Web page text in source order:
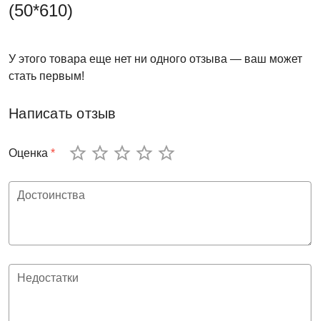
(50*610)
Написать отзыв
Оценка *
Достоинства
Недостатки
У этого товара еще нет ни одного отзыва — ваш может
стать первым!